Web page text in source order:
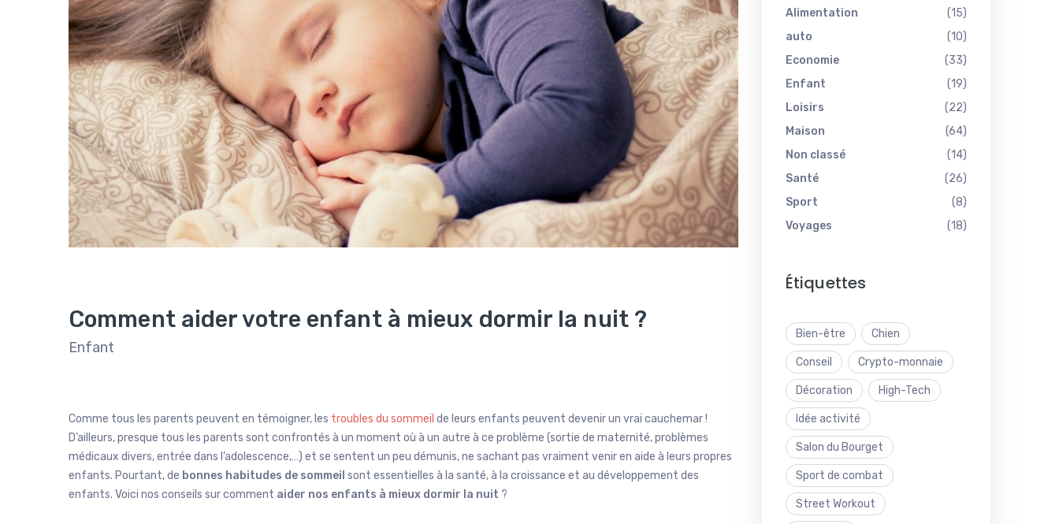
Comment aider votre enfant à mieux dormir la nuit ?
Enfant
Comme tous les parents peuvent en témoigner, les troubles du sommeil de leurs enfants peuvent devenir un vrai cauchemar !
D’ailleurs, presque tous les parents sont confrontés à un moment où à un autre à ce problème (sortie de maternité, problèmes
médicaux divers, entrée dans l’adolescence,…) et se sentent un peu démunis, ne sachant pas vraiment venir en aide à leurs propres
enfants. Pourtant, de bonnes habitudes de sommeil sont essentielles à la santé, à la croissance et au développement des
enfants. Voici nos conseils sur comment aider nos enfants à mieux dormir la nuit ?
Alimentation
(15)
auto
(10)
Economie
(33)
Enfant
(19)
Loisirs
(22)
Maison
(64)
Non classé
(14)
Santé
(26)
Sport
(8)
Voyages
(18)
Étiquettes
Bien-être Chien
Conseil Crypto-monnaie
Décoration High-Tech
Idée activité
Salon du Bourget
Sport de combat
Street Workout